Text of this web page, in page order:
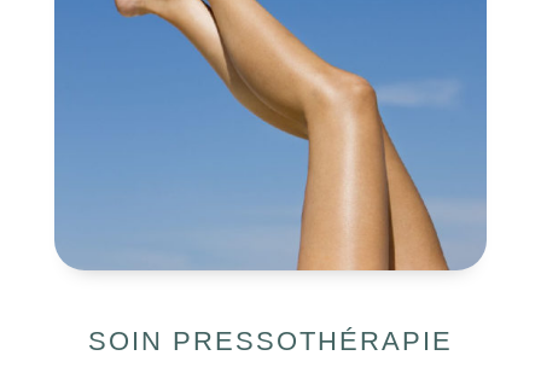
SOIN PRESSOTHÉRAPIE